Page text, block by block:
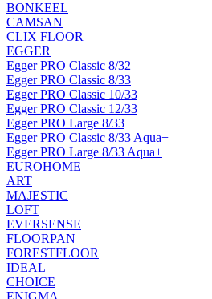
BONKEEL
CAMSAN
CLIX FLOOR
EGGER
Egger PRO Classic 8/32
Egger PRO Classic 8/33
Egger PRO Classic 10/33
Egger PRO Classic 12/33
Egger PRO Large 8/33
Egger PRO Classic 8/33 Aqua+
Egger PRO Large 8/33 Aqua+
EUROHOME
ART
MAJESTIC
LOFT
EVERSENSE
FLOORPAN
FORESTFLOOR
IDEAL
CHOICE
ENIGMA